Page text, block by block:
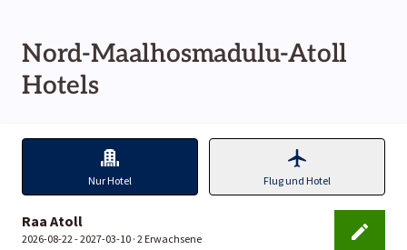
Nord-Maalhosmadulu-Atoll
Hotels
Nur Hotel Flug und Hotel
Raa Atoll
2026-08-22 - 2027-03-10 · 2 Erwachsene